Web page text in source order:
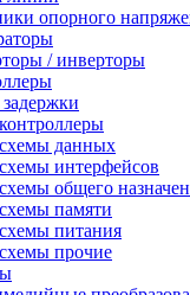
опорного
/ инверторы
данных
интерфейсов
общего
памяти
питания
прочие